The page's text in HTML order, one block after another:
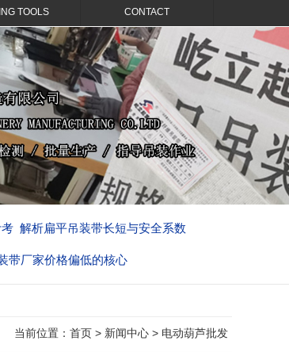
TOOLS CONTACT
解析扁平吊装带长短与安全系数
带厂家价格偏低的核心
当前位置： 首页 > 新闻中心 > 电动葫芦批发